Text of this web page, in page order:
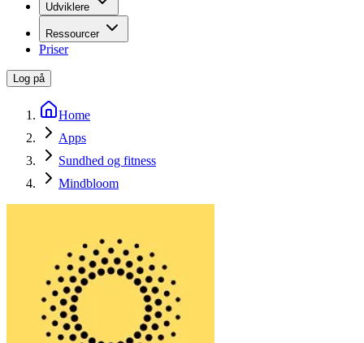
Udviklere
Ressourcer
Priser
Log på
Home
Apps
Sundhed og fitness
Mindbloom